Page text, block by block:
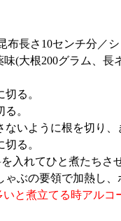
布長さ10センチ分／
(大根200グラム、長
る。
。
ないように根を切り
る。
入れてひと煮たちさ
ゃぶの要領で加熱し
と煮立てる時アルコ